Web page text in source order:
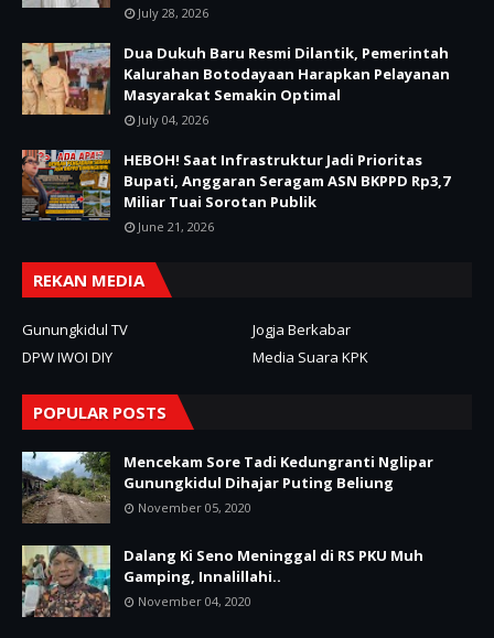
July 28, 2026
Dua Dukuh Baru Resmi Dilantik, Pemerintah
Kalurahan Botodayaan Harapkan Pelayanan
Masyarakat Semakin Optimal
July 04, 2026
HEBOH! Saat Infrastruktur Jadi Prioritas
Bupati, Anggaran Seragam ASN BKPPD Rp3,7
Miliar Tuai Sorotan Publik
June 21, 2026
REKAN MEDIA
Gunungkidul TV
Jogja Berkabar
DPW IWOI DIY
Media Suara KPK
POPULAR POSTS
Mencekam Sore Tadi Kedungranti Nglipar
Gunungkidul Dihajar Puting Beliung
November 05, 2020
Dalang Ki Seno Meninggal di RS PKU Muh
Gamping, Innalillahi..
November 04, 2020